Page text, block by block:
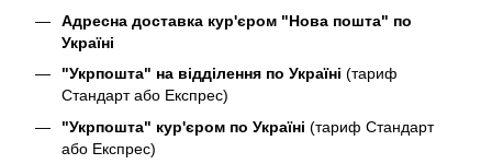
Адресна доставка кур'єром "Нова пошта" по
Україні
"Укрпошта" на відділення по Україні (тариф
Стандарт або Експрес)
"Укрпошта" кур'єром по Україні (тариф Стандарт
або Експрес)